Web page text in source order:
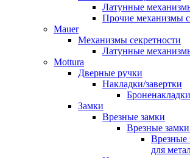
Латунные
Прочие механизмы
Mauer
Механизмы секретности
Латунные
Mottura
Дверные ручки
Накладки/завертки
Броненакладки
Замки
Врезные замки
Врезные замки
Врезные
для